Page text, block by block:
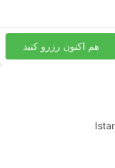
هم اکنون رزرو کنید